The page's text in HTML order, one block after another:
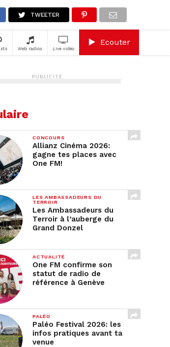
TWEETER
Web radios Live vidéo
Ecouter
PUBLICITÉ
CONCOURS
Allianz Cinéma 2026:
gagne tes places avec
One FM!
LES AMBASSADEURS DU
TERROIR
Les Ambassadeurs du
Terroir à l’auberge du
Grand Donzel
ACTUALITÉ
One FM confirme son
statut de radio de
référence à Genève
PALÉO
Paléo Festival 2026: les
infos pratiques avant ta
venue